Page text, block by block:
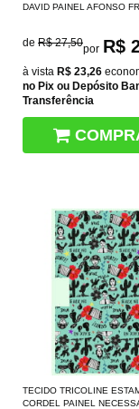
DAVID PAINEL AFONSO
de R$ 27,50por R$
à vista R$ 23,26
no Pix ou Depósito
Transferência
TECIDO TRICOLINE
CORDEL PAINEL